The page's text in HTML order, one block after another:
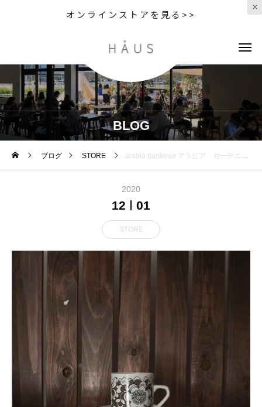
オンラインストアを見る>>
BLOG
ブログ STORE arabia gardenia アラビア ガーデニア 色使いのせいなのか 派手になりがちな大ぶりなクチナシの花柄も シックなブラウンで 静かに存在感を放ちます
2020
12 01
STORE